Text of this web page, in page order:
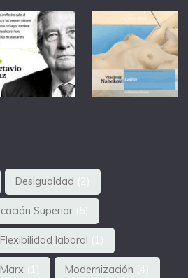
Desigualdad (2)
Superior (5)
Flexibilidad laboral (1)
Marx (1) Modernización (4)